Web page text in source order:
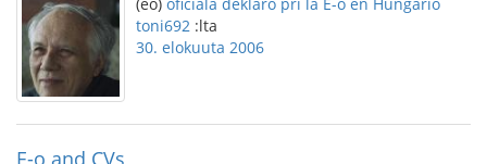
toni692 :lta
30. elokuuta 2006
E-o and CVs